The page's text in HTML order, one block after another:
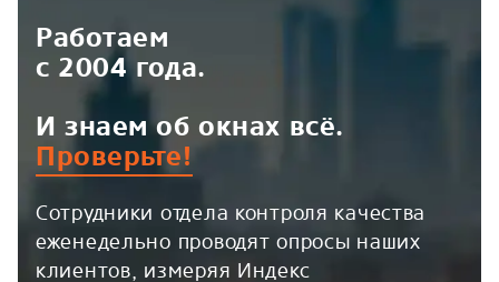
Работаем
с 2004 года.
И знаем об окнах всё.
Проверьте!
Сотрудники отдела контроля качества
еженедельно проводят опросы наших
клиентов, измеряя Индекс